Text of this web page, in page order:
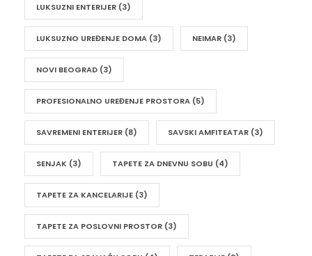
LUKSUZNI ENTERIJER (3)
LUKSUZNO UREĐENJE DOMA (3) NEIMAR (3)
NOVI BEOGRAD (3)
PROFESIONALNO UREĐENJE PROSTORA (5)
SAVREMENI ENTERIJER (8) SAVSKI AMFITEATAR (3)
SENJAK (3) TAPETE ZA DNEVNU SOBU (4)
TAPETE ZA KANCELARIJE (3)
TAPETE ZA POSLOVNI PROSTOR (3)